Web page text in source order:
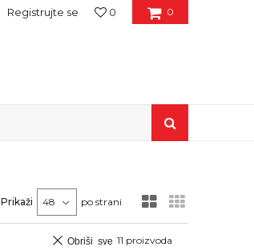
0
0
Registrujte se
Prikaži po strani
11 proizvoda
Obriši sve